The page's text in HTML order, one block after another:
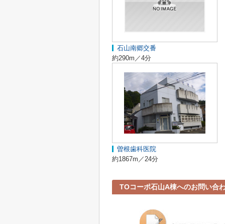
石山南郷交番
約290m／4分
曽根歯科医院
約1867m／24分
TOコーポ石山A棟へのお問い合